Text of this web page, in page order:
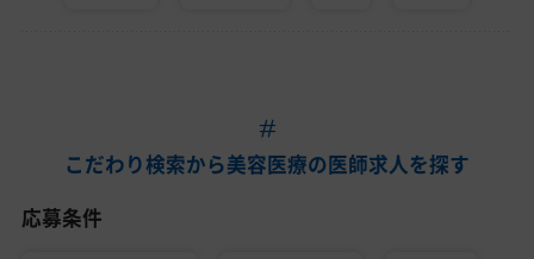
こだわり検索から美容医療の医師求人を探す
応募条件